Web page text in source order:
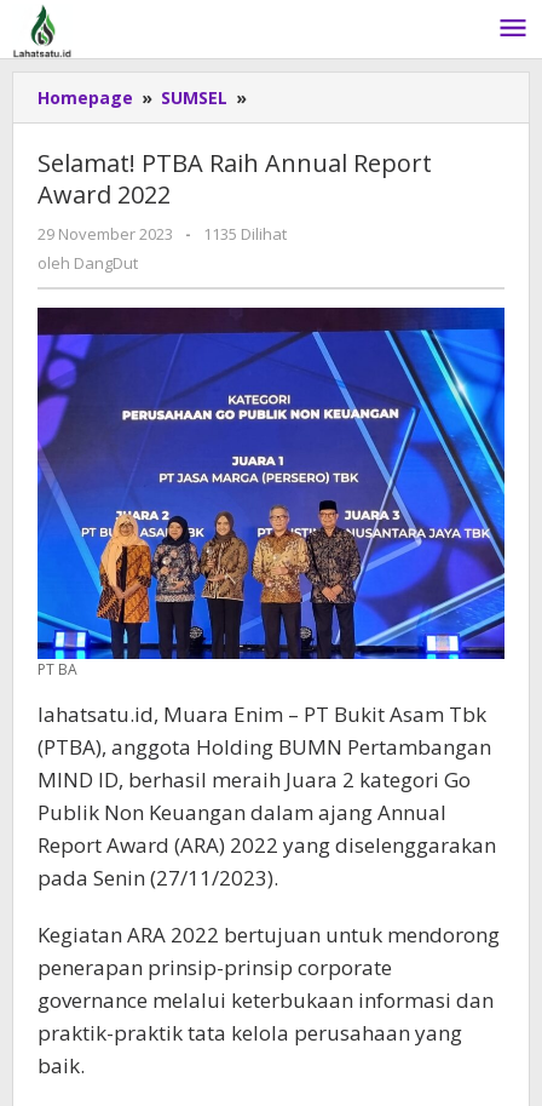
Lewati
konten
Homepage » SUMSEL »
PTBA
Annual
Award
Selamat! PTBA Raih Annual Report
Award 2022
29 November 2023
oleh
-
1135 Dilihat
oleh DangDut
PT BA
lahatsatu.id, Muara Enim – PT Bukit Asam Tbk
(PTBA), anggota Holding BUMN Pertambangan
MIND ID, berhasil meraih Juara 2 kategori Go
Publik Non Keuangan dalam ajang Annual
Report Award (ARA) 2022 yang diselenggarakan
pada Senin (27/11/2023).
Kegiatan ARA 2022 bertujuan untuk mendorong
penerapan prinsip-prinsip corporate
governance melalui keterbukaan informasi dan
praktik-praktik tata kelola perusahaan yang
baik.